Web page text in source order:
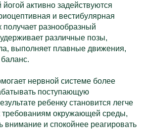
активно задействуются
и вестибулярная
разнообразный
различные позы,
выполняет плавные движения,
нервной системе более
поступающую
ребенку становится легче
требованиям окружающей среды,
внимание и спокойнее реагировать